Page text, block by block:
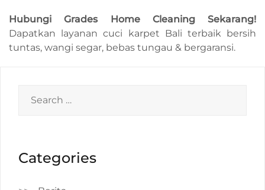
Hubungi Grades Home Cleaning Sekarang!
Dapatkan layanan cuci karpet Bali terbaik bersih
tuntas, wangi segar, bebas tungau & bergaransi.
for:
Categories